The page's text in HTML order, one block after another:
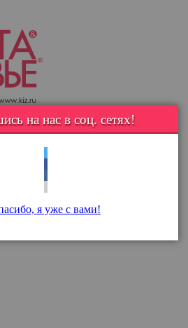
на нас в соц. сетях!
я уже с вами!
по Москве
для прогулки элегантное платье